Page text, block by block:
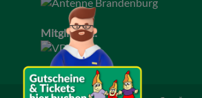
Mitglied im: